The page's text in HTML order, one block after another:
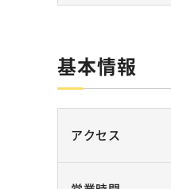
基本情報
アクセス